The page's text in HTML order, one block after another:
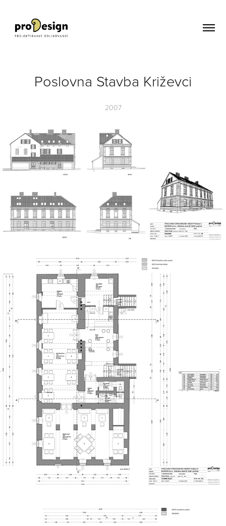
Poslovna Stavba Križevci
2007